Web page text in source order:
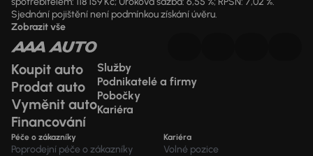
Sjednání pojištění není podmínkou získání úvěru.
Zobrazit vše
Koupit auto
Prodat auto
Vyměnit auto
Financování
Služby
Podnikatelé a firmy
Pobočky
Kariéra
Péče o zákazníky
Poprodejní péče o zákazníky
Kariéra
Volné pozice